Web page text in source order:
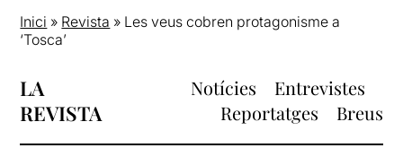
Inici » Revista » Les veus cobren protagonisme a
‘Tosca’
LA
REVISTA
Notícies
Entrevistes
Reportatges
Breus